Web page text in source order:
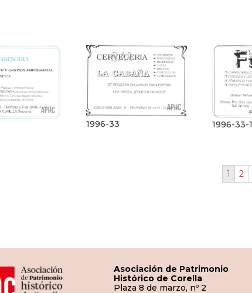
1996-33 1996-33-1
1 2
Asociación de Patrimonio
Histórico de Corella
Plaza 8 de marzo, nº 2